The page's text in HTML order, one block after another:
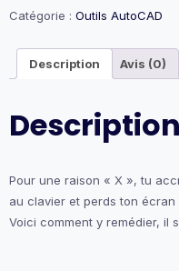
écran
Catégorie : Outils AutoCAD
Description Avis (0)
Description
Pour une raison « X », tu
au clavier et perds ton écran
Voici comment y remédier, il